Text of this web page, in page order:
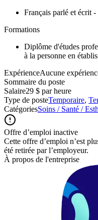
Français parlé et écrit
Formations
Diplôme d'études
à la personne en
ExpérienceAucune
Sommaire du poste
Salaire29 $ par heure
Type de posteTemporaire,
CatégoriesSoins / Santé /
Offre d’emploi inactive
Cette offre d’emploi n’est
été retirée par l’employeur.
À propos de l'entreprise